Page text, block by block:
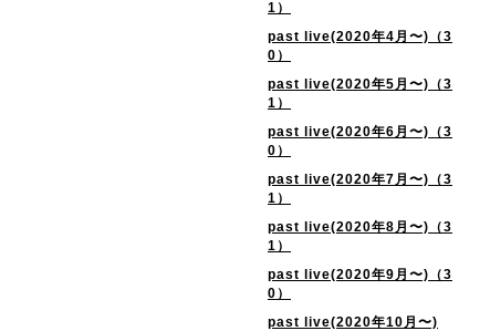
1）
past live(2020年4月〜)（3
0）
past live(2020年5月〜)（3
1）
past live(2020年6月〜)（3
0）
past live(2020年7月〜)（3
1）
past live(2020年8月〜)（3
1）
past live(2020年9月〜)（3
0）
past live(2020年10月〜)